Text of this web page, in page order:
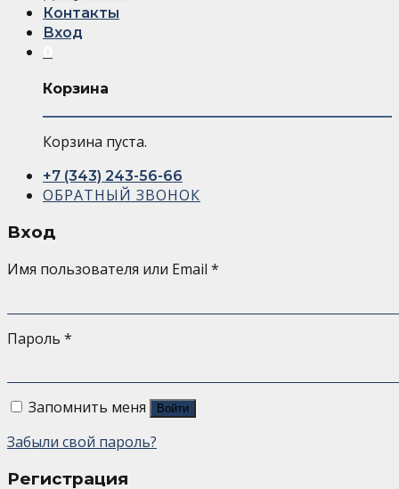
Контакты
Вход
Корзина
Корзина пуста.
+7 (343) 243-56-66
ОБРАТНЫЙ ЗВОНОК
Вход
Имя пользователя или Email *
Пароль *
Запомнить меня Войти
Забыли свой пароль?
Регистрация